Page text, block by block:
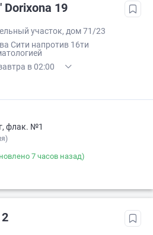
Dorixona 19
участок, дом 71/23
Сити напротив 16ти
в 02:00
флак. №1
7 часов назад)